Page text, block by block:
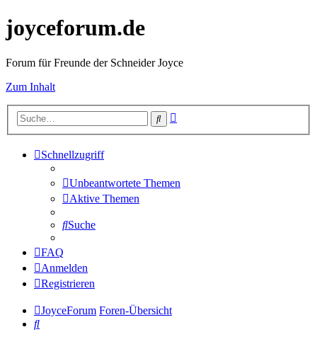
joyceforum.de
Forum für Freunde der Schneider Joyce
Zum Inhalt
Suche
Schnellzugriff
Unbeantwortete Themen
Aktive Themen
Suche
FAQ
Anmelden
Registrieren
JoyceForum Foren-Übersicht
Suche